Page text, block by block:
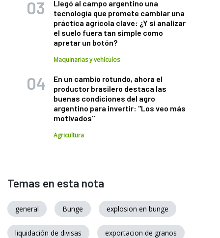
Llegó al campo argentino una
tecnología que promete cambiar una
práctica agrícola clave: ¿Y si analizar
el suelo fuera tan simple como
apretar un botón?
Maquinarias y vehículos
En un cambio rotundo, ahora el
productor brasilero destaca las
buenas condiciones del agro
argentino para invertir: "Los veo más
motivados"
Agricultura
Temas en esta nota
general Bunge explosion en bunge
liquidación de divisas exportacion de granos